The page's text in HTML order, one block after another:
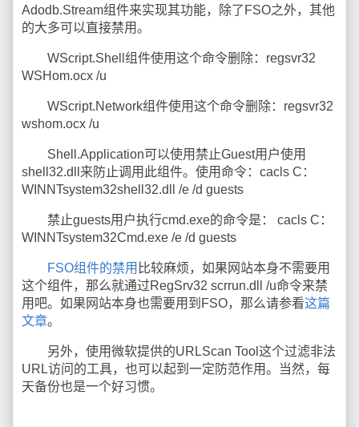
Adodb.Stream组件来实现其功能，除了FSO之外，其他
的大多可以直接禁用。
WScript.Shell组件使用这个命令删除：regsvr32
WSHom.ocx /u
WScript.Network组件使用这个命令删除：regsvr32
wshom.ocx /u
Shell.Application可以使用禁止Guest用户使用
shell32.dll来防止调用此组件。使用命令：cacls C：
WINNTsystem32shell32.dll /e /d guests
禁止guests用户执行cmd.exe的命令是： cacls C：
WINNTsystem32Cmd.exe /e /d guests
FSO组件的禁用 比较麻烦，如果网站本身不需要用
这个组件，那么就通过RegSrv32 scrrun.dll /u命令来禁
用吧。如果网站本身也需要用到FSO，那么请参看这篇
文章。
另外，使用微软提供的URLScan Tool这个过滤非法
URL访问的工具，也可以起到一定防范作用。当然，每
天备份也是一个好习惯。